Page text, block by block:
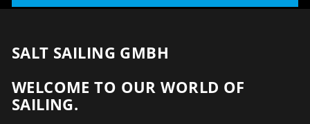
SALT SAILING GMBH
WELCOME TO OUR WORLD OF
SAILING.